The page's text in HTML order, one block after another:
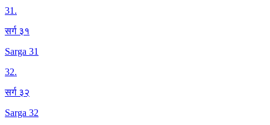
31.
सर्ग ३१
Sarga 31
32.
सर्ग ३२
Sarga 32